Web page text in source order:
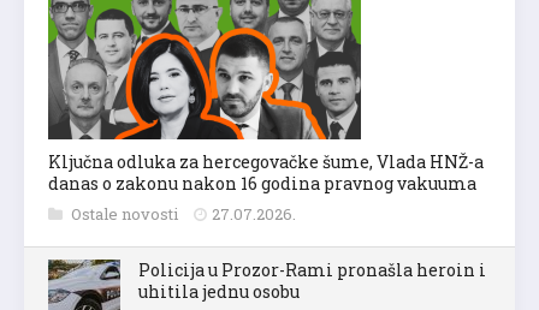
Ključna odluka za hercegovačke šume, Vlada HNŽ-a
danas o zakonu nakon 16 godina pravnog vakuuma
Ostale novosti 27.07.2026.
Policija u Prozor-Rami pronašla heroin i
uhitila jednu osobu